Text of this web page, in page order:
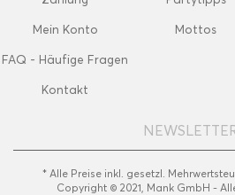
Mein Konto
FAQ - Häufige Fragen
Kontakt
Mottos
* Alle Preise inkl. gesetzl.
Copyright © 2021, Mank GmbH -